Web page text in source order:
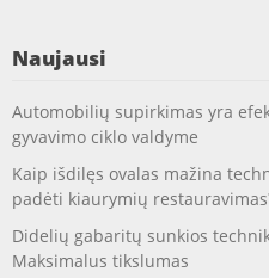
Naujausi
Automobilių supirkimas yra
gyvavimo ciklo valdyme
Kaip išdilęs ovalas mažina
padėti kiaurymių
Didelių gabaritų sunkios
Maksimalus tikslumas